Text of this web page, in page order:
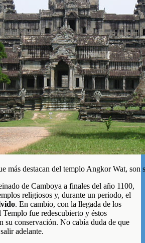
más destacan del templo Angkor Wat, son
de Camboya a finales del año 1100,
religiosos y, durante un periodo, el
. En cambio, con la llegada de los
Templo fue redescubierto y éstos
su conservación. No cabía duda de que
adelante.